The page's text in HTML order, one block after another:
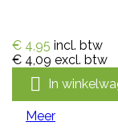
€ 4,95 incl. btw
€ 4,09 excl. btw
 In
Meer